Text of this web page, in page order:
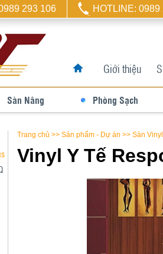
293 106 HOTLINE: 0989
Giới thiệu
Sàn Nâng Phòng Sạch
Trang chủ >> Sản phẩm - Dự án >> Sàn Vinyl
Vinyl Y Tế